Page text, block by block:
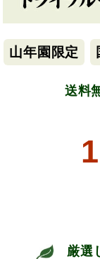
山年園限定
送料
厳選